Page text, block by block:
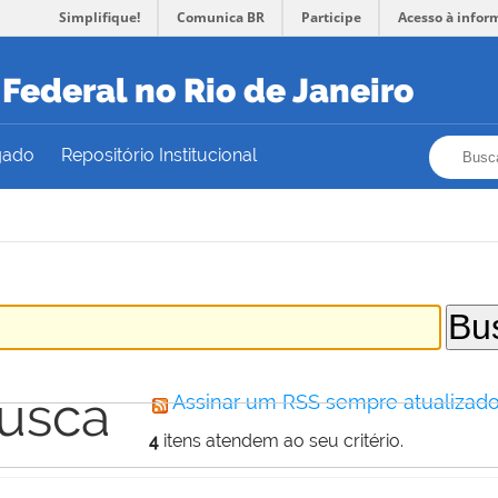
Simplifique! Comunica BR Participe Acesso à
no Rio de Janeiro
Repositório Institucional
Assinar um RSS sempre
4 itens atendem ao seu critério.